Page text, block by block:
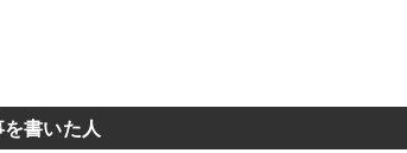
書いた人